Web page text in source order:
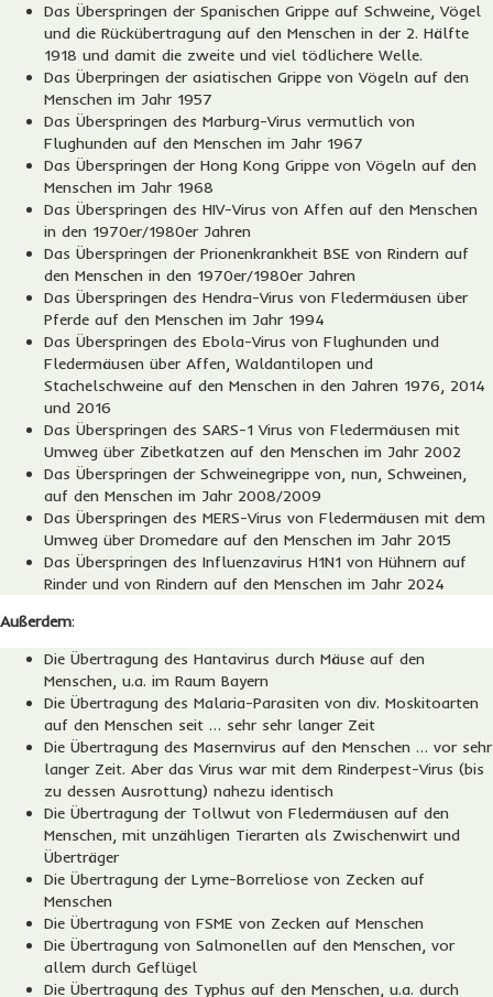
Das Überspringen der Spanischen Grippe auf Schweine, Vögel
und die Rückübertragung auf den Menschen in der 2. Hälfte
1918 und damit die zweite und viel tödlichere Welle.
Das Überpringen der asiatischen Grippe von Vögeln auf den
Menschen im Jahr 1957
Das Überspringen des Marburg-Virus vermutlich von
Flughunden auf den Menschen im Jahr 1967
Das Überspringen der Hong Kong Grippe von Vögeln auf den
Menschen im Jahr 1968
Das Überspringen des HIV-Virus von Affen auf den Menschen
in den 1970er/1980er Jahren
Das Überspringen der Prionenkrankheit BSE von Rindern auf
den Menschen in den 1970er/1980er Jahren
Das Überspringen des Hendra-Virus von Fledermäusen über
Pferde auf den Menschen im Jahr 1994
Das Überspringen des Ebola-Virus von Flughunden und
Fledermäusen über Affen, Waldantilopen und
Stachelschweine auf den Menschen in den Jahren 1976, 2014
und 2016
Das Überspringen des SARS-1 Virus von Fledermäusen mit
Umweg über Zibetkatzen auf den Menschen im Jahr 2002
Das Überspringen der Schweinegrippe von, nun, Schweinen,
auf den Menschen im Jahr 2008/2009
Das Überspringen des MERS-Virus von Fledermäusen mit dem
Umweg über Dromedare auf den Menschen im Jahr 2015
Das Überspringen des Influenzavirus H1N1 von Hühnern auf
Rinder und von Rindern auf den Menschen im Jahr 2024
Außerdem:
Die Übertragung des Hantavirus durch Mäuse auf den
Menschen, u.a. im Raum Bayern
Die Übertragung des Malaria-Parasiten von div. Moskitoarten
auf den Menschen seit … sehr sehr langer Zeit
Die Übertragung des Masernvirus auf den Menschen … vor sehr
langer Zeit. Aber das Virus war mit dem Rinderpest-Virus (bis
zu dessen Ausrottung) nahezu identisch
Die Übertragung der Tollwut von Fledermäusen auf den
Menschen, mit unzähligen Tierarten als Zwischenwirt und
Überträger
Die Übertragung der Lyme-Borreliose von Zecken auf
Menschen
Die Übertragung von FSME von Zecken auf Menschen
Die Übertragung von Salmonellen auf den Menschen, vor
allem durch Geflügel
Die Übertragung des Typhus auf den Menschen, u.a. durch